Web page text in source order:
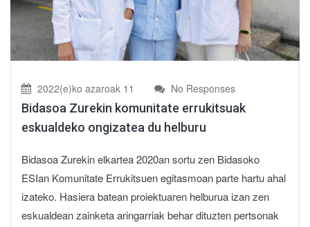
2022(e)ko azaroak 11 No Responses
Bidasoa Zurekin komunitate errukitsuak
eskualdeko ongizatea du helburu
Bidasoa Zurekin elkartea 2020an sortu zen Bidasoko
ESIan Komunitate Errukitsuen egitasmoan parte hartu ahal
izateko. Hasiera batean proiektuaren helburua izan zen
eskualdean zainketa aringarriak behar dituzten pertsonak